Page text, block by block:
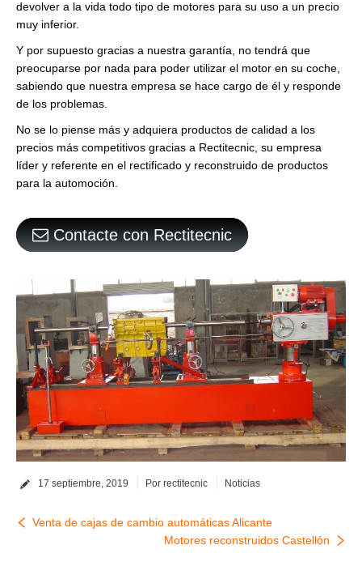
devolver a la vida todo tipo de motores para su uso a un precio
muy inferior.
Y por supuesto gracias a nuestra garantía, no tendrá que
preocuparse por nada para poder utilizar el motor en su coche,
sabiendo que nuestra empresa se hace cargo de él y responde
de los problemas.
No se lo piense más y adquiera productos de calidad a los
precios más competitivos gracias a Rectitecnic, su empresa
líder y referente en el rectificado y reconstruido de productos
para la automoción.
Contacte con Rectitecnic
17 septiembre, 2019 Por rectitecnic Noticias
Venta de cajas de cambio automáticas Alicante
Motores reconstruidos Castellón